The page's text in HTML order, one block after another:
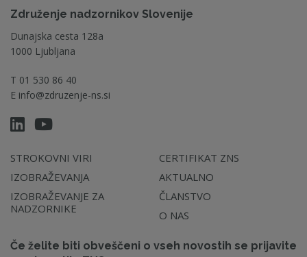
Združenje nadzornikov Slovenije
Dunajska cesta 128a
1000 Ljubljana
T 01 530 86 40
E info@zdruzenje-ns.si
STROKOVNI VIRI
IZOBRAŽEVANJA
IZOBRAŽEVANJE ZA
NADZORNIKE
CERTIFIKAT ZNS
AKTUALNO
ČLANSTVO
O NAS
Če želite biti obveščeni o vseh novostih se prijavite